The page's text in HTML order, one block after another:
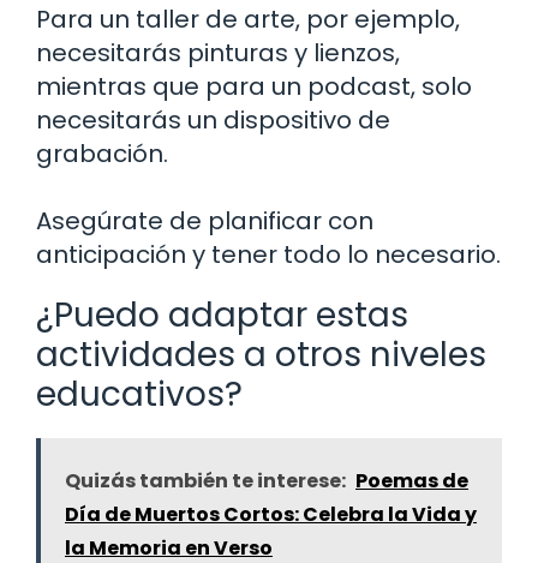
Para un taller de arte, por ejemplo,
necesitarás pinturas y lienzos,
mientras que para un podcast, solo
necesitarás un dispositivo de
grabación.
Asegúrate de planificar con
anticipación y tener todo lo necesario.
¿Puedo adaptar estas
actividades a otros niveles
educativos?
Quizás también te interese: Poemas de
Día de Muertos Cortos: Celebra la Vida y
la Memoria en Verso